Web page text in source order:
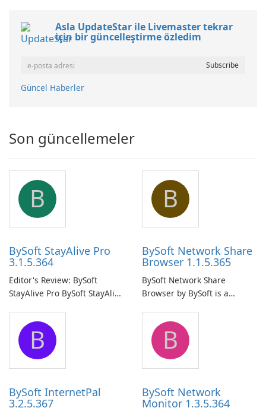
Asla UpdateStar ile Livemaster tekrar
için bir güncelleştirme özledim
Güncel Haberler
Son güncellemeler
B
BySoft StayAlive Pro
3.1.5.364
Editor's Review: BySoft
StayAlive Pro BySoft StayAlive
application designed to
ensure the continuous and
uninterrupted operation of
your computer system.
B
BySoft Network Share
Browser 1.1.5.365
BySoft Network Share
Browser by BySoft is a
application that allows users
to easily browse and manage
shared folders on their
network.
B
BySoft InternetPal
3.2.5.367
B
BySoft Network
Monitor 1.3.5.364